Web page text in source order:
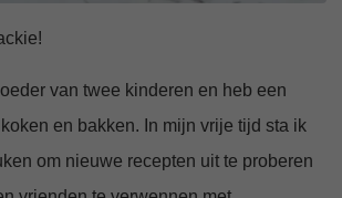
van twee kinderen en heb een
en bakken. In mijn vrije tijd sta ik
om nieuwe recepten uit te proberen